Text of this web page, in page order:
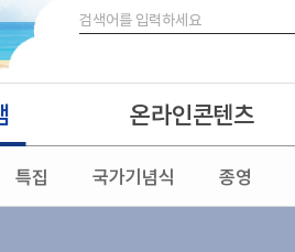
검색
특집 국가기념식 종영
온라인콘텐츠